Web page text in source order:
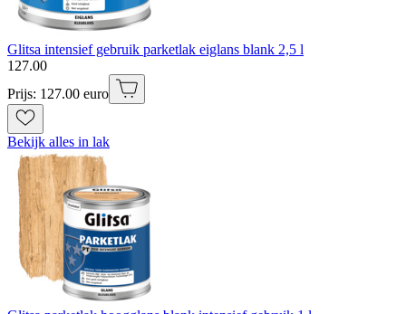
Glitsa intensief gebruik parketlak eiglans blank 2,5 l
127.00
Prijs: 127.00 euro
Bekijk alles in lak